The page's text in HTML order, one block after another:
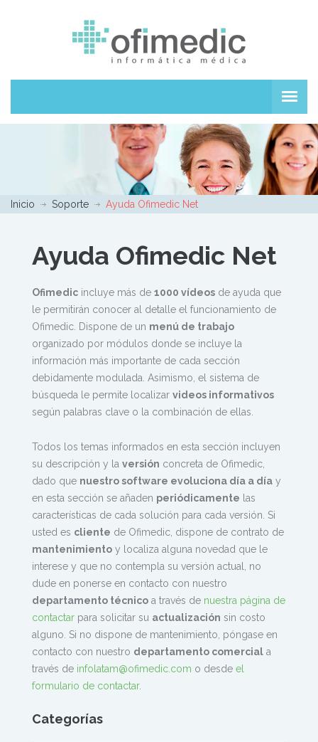
Inicio Soporte Ayuda Ofimedic Net
Ayuda Ofimedic Net
Ofimedic incluye más de 1000 vídeos de ayuda que
le permitirán conocer al detalle el funcionamiento de
Ofimedic. Dispone de un menú de trabajo
organizado por módulos donde se incluye la
información más importante de cada sección
debidamente modulada. Asimismo, el sistema de
búsqueda le permite localizar videos informativos
según palabras clave o la combinación de ellas.
Todos los temas informados en esta sección incluyen
su descripción y la versión concreta de Ofimedic,
dado que nuestro software evoluciona día a día y
en esta sección se añaden periódicamente las
características de cada solución para cada versión. Si
usted es cliente de Ofimedic, dispone de contrato de
mantenimiento y localiza alguna novedad que le
interese y que no contempla su versión actual, no
dude en ponerse en contacto con nuestro
departamento técnico a través de nuestra página de
contactar para solicitar su actualización sin costo
alguno. Si no dispone de mantenimiento, póngase en
contacto con nuestro departamento comercial a
través de infolatam@ofimedic.com o desde el
formulario de contactar.
Categorías